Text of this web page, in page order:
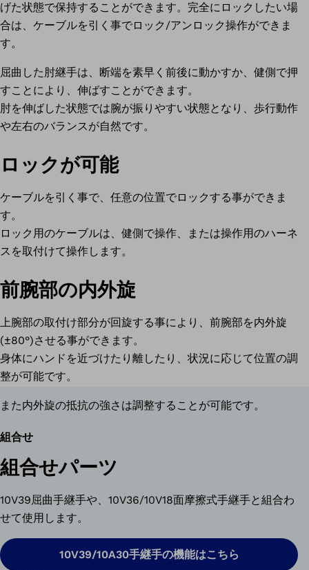
げた状態で保持することができます。完全にロックしたい場
合は、ケーブルを引く事でロック/アンロック操作ができま
す。
屈曲した肘継手は、断端を素早く前後に動かすか、健側で押
すことにより、伸ばすことができます。
肘を伸ばした状態では腕が振りやすい状態となり、歩行動作
や左右のバランスが自然です。
ロックが可能
ケーブルを引く事で、任意の位置でロックする事ができま
す。
ロック用のケーブルは、健側で操作、または操作用のハーネ
スを取付けて操作します。
前腕部の内外旋
上腕部の取付け部分が回旋する事により、前腕部を内外旋
(±80°)させる事ができます。
身体にハンドを近づけたり離したり、状況に応じて位置の調
整が可能です。
また内外旋の抵抗の強さは調整することが可能です。
組合せ
組合せパーツ
10V39屈曲手継手や、10V36/10V18面摩擦式手継手と組合わ
せて使用します。
10V39/10A30手継手の機能はこちら